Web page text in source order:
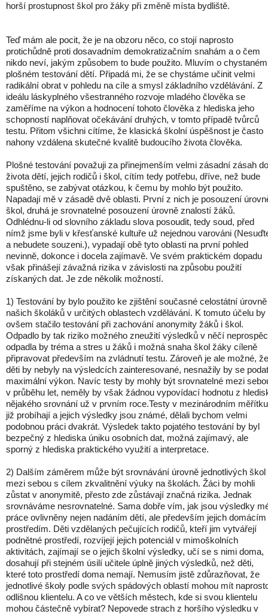
horší prostupnost škol pro žáky při změně místa bydliště.
Teď mám ale pocit, že je na obzoru něco, co stojí naprosto
protichůdně proti dosavadním demokratizačním snahám a o čem
nikdo neví, jakým způsobem to bude použito. Mluvím o chystaném
plošném testování dětí. Připadá mi, že se chystáme učinit velmi
radikální obrat v pohledu na cíle a smysl základního vzdělávání. Z
ideálu láskyplného všestranného rozvoje mladého člověka se
zaměříme na výkon a hodnocení tohoto člověka z hlediska jeho
schopností naplňovat očekávání druhých, v tomto případě tvůrců
testu. Přitom všichni cítíme, že klasická školní úspěšnost je často
nahony vzdálena skutečné kvalitě budoucího života člověka.
Plošné testování považuji za přinejmenším velmi zásadní zásah do
života dětí, jejich rodičů i škol, cítím tedy potřebu, dříve, než bude
spuštěno, se zabývat otázkou, k čemu by mohlo být použito.
Napadají mě v zásadě dvě oblasti. První z nich je posouzení
škol, druhá je srovnatelné posouzení úrovně znalostí žáků.
Odhlédnu-li od slovního základu slova posoudit, tedy soud, před
nímž jsme byli v křesťanské kultuře už nejednou varováni
a nebudete souzeni.), vypadají obě tyto oblasti na první pohled
nevinně, dokonce i docela zajímavě. Ve svém praktickém dopadu
však přinášejí závažná rizika v závislosti na způsobu použití
získaných dat. Je zde několik možností.
1) Testování by bylo použito ke zjištění současné celostátní úrovně
našich školáků v určitých oblastech vzdělávání. K tomuto účelu by
ovšem stačilo testování při zachování anonymity žáků i škol.
Odpadlo by tak riziko možného zneužití výsledků v něčí
odpadla by tréma a stres u žáků i možná snaha škol žáky cíleně
připravovat především na zvládnutí testu. Zároveň je ale možné, že
děti by nebyly na výsledcích zainteresované, nesnažily by se podat
maximální výkon. Navíc testy by mohly být srovnatelné mezi
v průběhu let, neměly by však žádnou vypovídací hodnotu z
nějakého srovnání už v prvním roce.Testy v mezinárodním měřítku
již probíhají a jejich výsledky jsou známé, dělali bychom velmi
podobnou práci dvakrát. Výsledek takto pojatého testování by byl
bezpečný z hlediska úniku osobních dat, možná zajímavý, ale
sporný z hlediska praktického využití a interpretace.
2) Dalším záměrem může být srovnávání úrovně jednotlivých škol
mezi sebou s cílem zkvalitnění výuky na školách. Žáci by mohli
zůstat v anonymitě, přesto zde zůstávají značná rizika. Jednak
srovnáváme nesrovnatelné. Sama dobře vím, jak jsou výsledky
práce ovlivněny nejen nadáním dětí, ale především jejich domácím
prostředím. Děti vzdělaných pečujících rodičů, kteří jim vytvářejí
podnětné prostředí, rozvíjejí jejich potenciál v mimoškolních
aktivitách, zajímají se o jejich školní výsledky, učí se s nimi doma,
dosahují při stejném úsilí učitele úplně jiných výsledků, než děti,
které toto prostředí doma nemají. Nemusím jistě zdůrazňovat, že
jednotlivé školy podle svých spádových oblastí mohou mít
odlišnou klientelu. A co ve větších městech, kde si svou klientelu
mohou částečně vybírat? Nepovede strach z horšího výsledku v